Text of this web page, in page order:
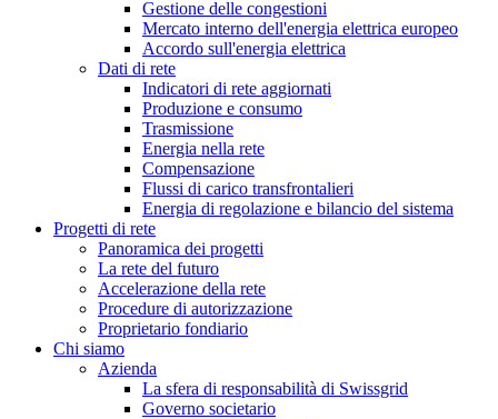
Gestione delle congestioni
Mercato interno dell'energia elettrica europeo
Accordo sull'energia elettrica
Dati di rete
Indicatori di rete aggiornati
Produzione e consumo
Trasmissione
Energia nella rete
Compensazione
Flussi di carico transfrontalieri
Energia di regolazione e bilancio del sistema
Progetti di rete
Panoramica dei progetti
La rete del futuro
Accelerazione della rete
Procedure di autorizzazione
Proprietario fondiario
Chi siamo
Azienda
La sfera di responsabilità di Swissgrid
Governo societario